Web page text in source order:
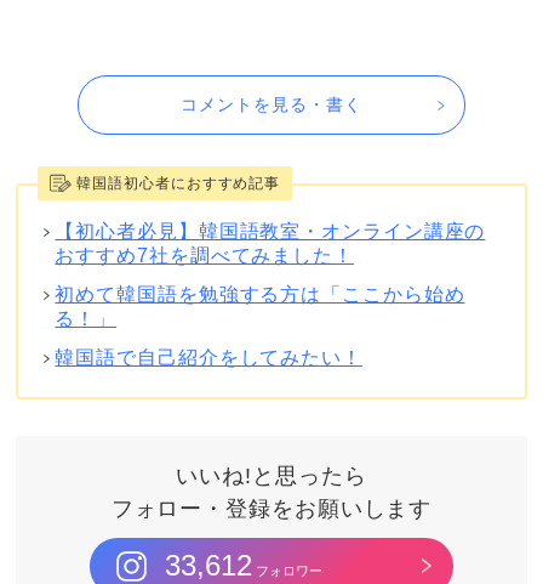
コメントを見る・書く
韓国語初心者におすすめ記事
【初心者必見】韓国語教室・オンライン講座の
おすすめ7社を調べてみました！
初めて韓国語を勉強する方は「ここから始め
る！」
韓国語で自己紹介をしてみたい！
いいね!と思ったら
フォロー・登録をお願いします
33,612 フォロワー